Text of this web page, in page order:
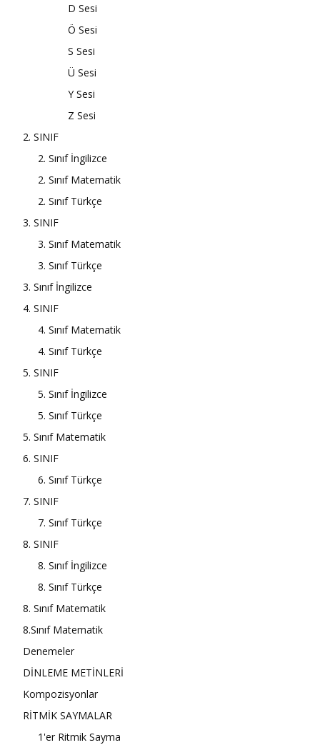
D Sesi
Ö Sesi
S Sesi
Ü Sesi
Y Sesi
Z Sesi
2. SINIF
2. Sınıf İngilizce
2. Sınıf Matematik
2. Sınıf Türkçe
3. SINIF
3. Sınıf Matematik
3. Sınıf Türkçe
3. Sınıf İngilizce
4. SINIF
4. Sınıf Matematik
4. Sınıf Türkçe
5. SINIF
5. Sınıf İngilizce
5. Sınıf Türkçe
5. Sınıf Matematik
6. SINIF
6. Sınıf Türkçe
7. SINIF
7. Sınıf Türkçe
8. SINIF
8. Sınıf İngilizce
8. Sınıf Türkçe
8. Sınıf Matematik
8.Sınıf Matematik
Denemeler
DİNLEME METİNLERİ
Kompozisyonlar
RİTMİK SAYMALAR
1'er Ritmik Sayma